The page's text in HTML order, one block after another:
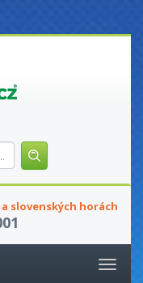
Zadejte
hledaný
slovenských horách